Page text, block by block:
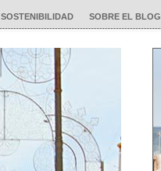
SOSTENIBILIDAD SOBRE EL BLOG